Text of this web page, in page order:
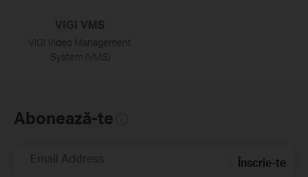
VIGI VMS
VIGI Video Management
System (VMS)
Abonează-te
Email Address Înscrie-te